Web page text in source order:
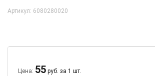
Артикул: 6080280020
Цена: 55 руб. за 1 шт.